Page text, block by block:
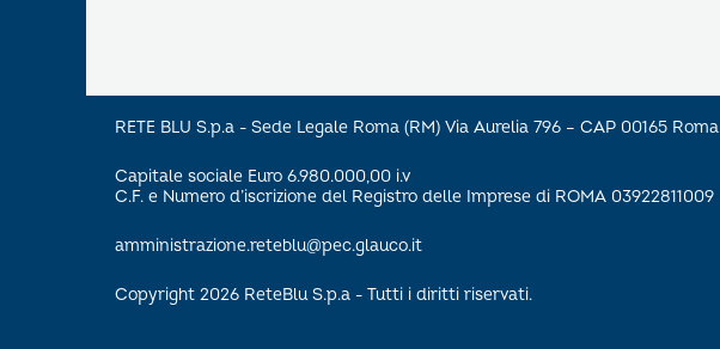
RETE BLU S.p.a - Sede Legale Roma (RM) Via Aurelia 796 – CAP 00165 Roma
Capitale sociale Euro 6.980.000,00 i.v
C.F. e Numero d’iscrizione del Registro delle Imprese di ROMA 03922811009
amministrazione.reteblu@pec.glauco.it
Copyright 2026 ReteBlu S.p.a - Tutti i diritti riservati.